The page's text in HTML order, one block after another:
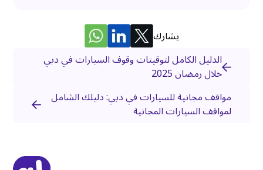
يشارك
الدليل الكامل لتوقيتات وقوف السيارات في دبي
خلال رمضان 2025
مواقف مجانية للسيارات في دبي: دليلك الشامل
لمواقف السيارات المجانية